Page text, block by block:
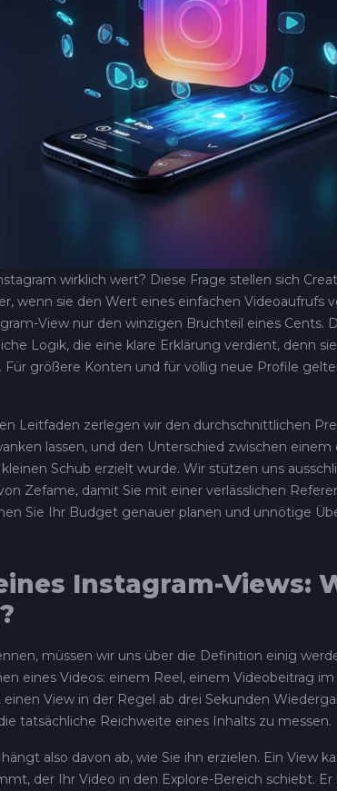
wirklich wert? Diese Frage stellen sich
wenn sie den Wert eines einfachen Videoaufrufs
View nur den winzigen Bruchteil eines Cents.
Logik, die eine klare Erklärung verdient, denn
Für größere Konten und für völlig neue Profile
Leitfaden zerlegen wir den durchschnittlichen
lassen, und den Unterschied zwischen
Schub erzielt wurde. Wir stützen uns
Zefame, damit Sie mit einer verlässlichen
Sie Ihr Budget genauer planen und unnötige
Instagram-Views:
müssen wir uns über die Definition einig
eines Videos: einem Reel, einem Videobeitrag
View in der Regel ab drei Sekunden
tatsächliche Reichweite eines Inhalts zu messen.
also davon ab, wie Sie ihn erzielen. Ein View
der Ihr Video in den Explore-Bereich schiebt.